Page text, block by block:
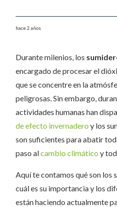
hace 2 años
Durante milenios, los
encargado de procesar el
que se concentre en la
peligrosas. Sin embargo,
actividades humanas han
de efecto invernadero y los
son suficientes para abatir
paso alcambio climático y
Aquí te contamos qué son los
cuál es su importancia y los
están haciendo actualmente